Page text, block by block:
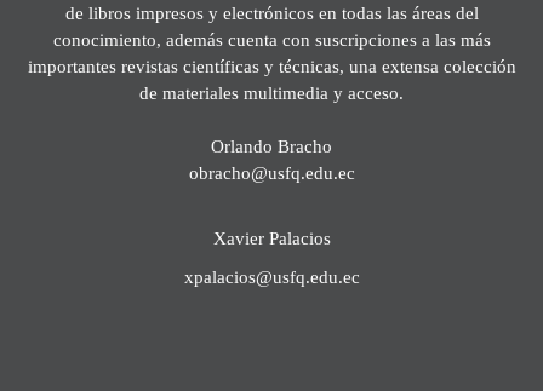
de libros impresos y electrónicos en todas las áreas del
conocimiento, además cuenta con suscripciones a las más
importantes revistas científicas y técnicas, una extensa colección
de materiales multimedia y acceso.
Orlando Bracho
obracho@usfq.edu.ec
Xavier Palacios
xpalacios@usfq.edu.ec